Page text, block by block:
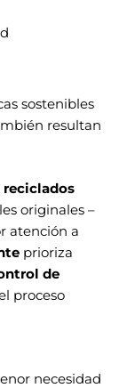
sostenibles
resultan
reciclados
originales –
atención a
prioriza
de
proceso
necesidad